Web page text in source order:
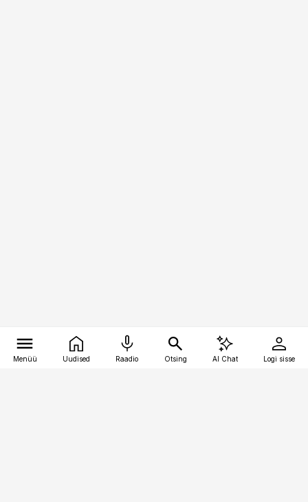
Menüü Uudised Raadio Otsing AI Chat Logi sisse